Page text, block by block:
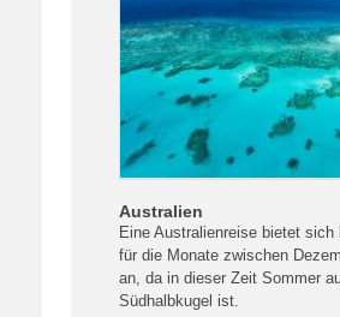
Australien
Eine Australienreise bietet sich
für die Monate zwischen
an, da in dieser Zeit Sommer
Südhalbkugel ist.